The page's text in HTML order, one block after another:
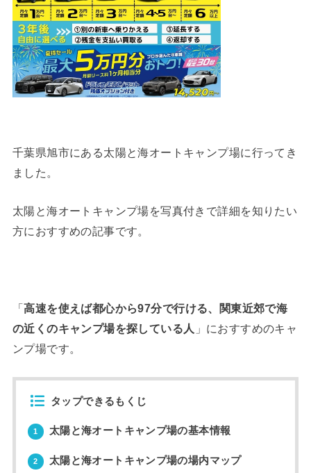
千葉県旭市にある太陽と海オートキャンプ場に行ってき
ました。
太陽と海オートキャンプ場を写真付きで詳細を知りたい
方におすすめの記事です。
「高速を使えば都心から97分で行ける、関東近郊で海
の近くのキャンプ場を探している人 」におすすめのキャ
ンプ場です。
タップできるもくじ
1 太陽と海オートキャンプ場の基本情報
2 太陽と海オートキャンプ場の場内マップ